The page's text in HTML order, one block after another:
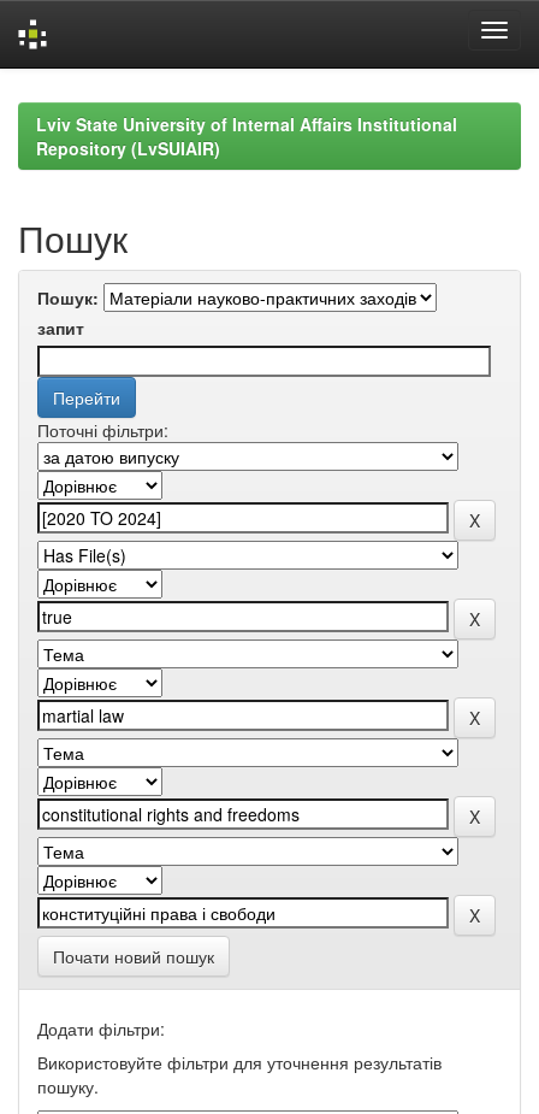
navigationLviv State University of Internal Affairs Institutional
Repository (LvSUIAIR)
Пошук
Пошук:
запит
Поточні фільтри:
Почати новий пошук
Додати фільтри:
Використовуйте фільтри для уточнення результатів
пошуку.